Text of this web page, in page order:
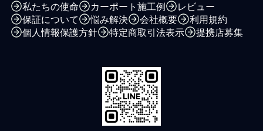
私たちの使命
カーポート施工例
レビュー
保証について
悩み解決 会社概要
利用規約
個人情報保護方針
特定商取引法表示 提携店募集